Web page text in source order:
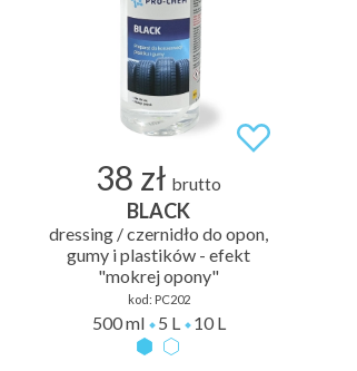
38 zł brutto
BLACK
dressing / czernidło do opon,
gumy i plastików - efekt
"mokrej opony"
kod: PC202
500 ml 5 L 10 L